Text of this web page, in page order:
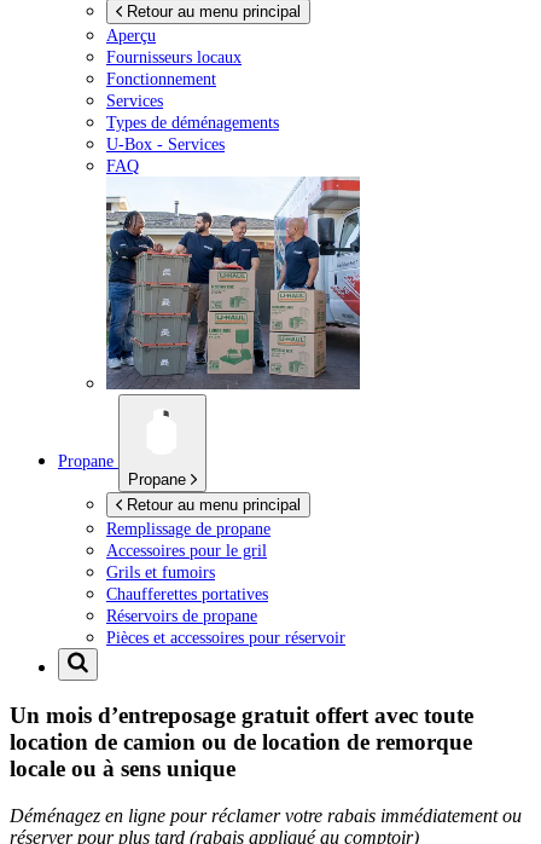
Retour au menu principal
Aperçu
Fournisseurs locaux
Fonctionnement
Services
Types de déménagements
U-Box - Services
FAQ
Propane
Propane
Retour au menu principal
Remplissage de propane
Accessoires pour le gril
Grils et fumoirs
Chaufferettes portatives
Réservoirs de propane
Pièces et accessoires pour réservoir
Un mois d’entreposage gratuit offert avec toute
location de camion ou de location de remorque
locale ou à sens unique
Déménagez en ligne pour réclamer votre rabais immédiatement ou
réserver pour plus tard (rabais appliqué au comptoir)